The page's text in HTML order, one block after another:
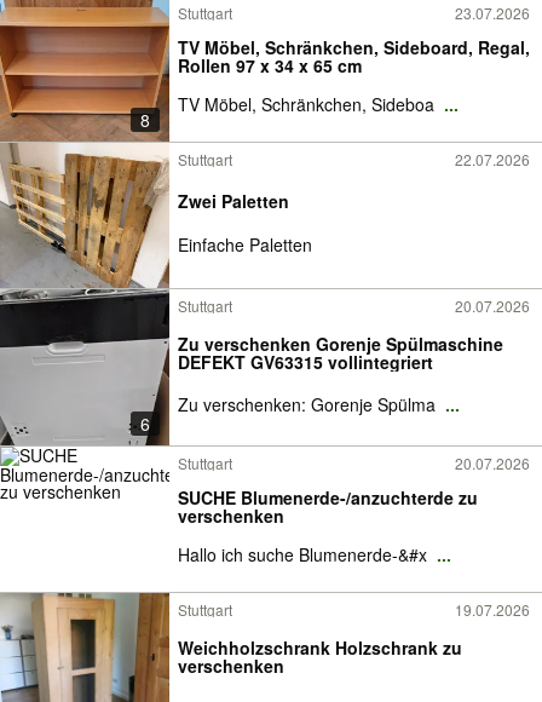
8
Stuttgart 23.07.2026
TV Möbel, Schränkchen, Sideboard, Regal,
Rollen 97 x 34 x 65 cm
TV Möbel, Schränkchen, Sideboa ...
Stuttgart 22.07.2026
Zwei Paletten
Einfache Paletten
6
Stuttgart 20.07.2026
Zu verschenken Gorenje Spülmaschine
DEFEKT GV63315 vollintegriert
Zu verschenken: Gorenje Spülma ...
Stuttgart 20.07.2026
SUCHE Blumenerde-/anzuchterde zu
verschenken
Hallo ich suche Blumenerde-&#x ...
Stuttgart 19.07.2026
Weichholzschrank Holzschrank zu
verschenken